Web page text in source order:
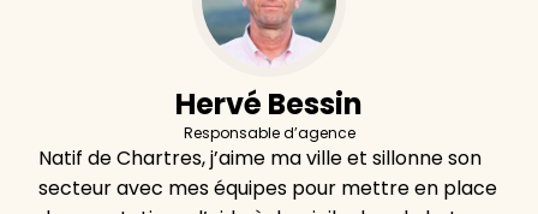
Hervé Bessin
Responsable d’agence
Natif de Chartres, j’aime ma ville et sillonne son
secteur avec mes équipes pour mettre en place